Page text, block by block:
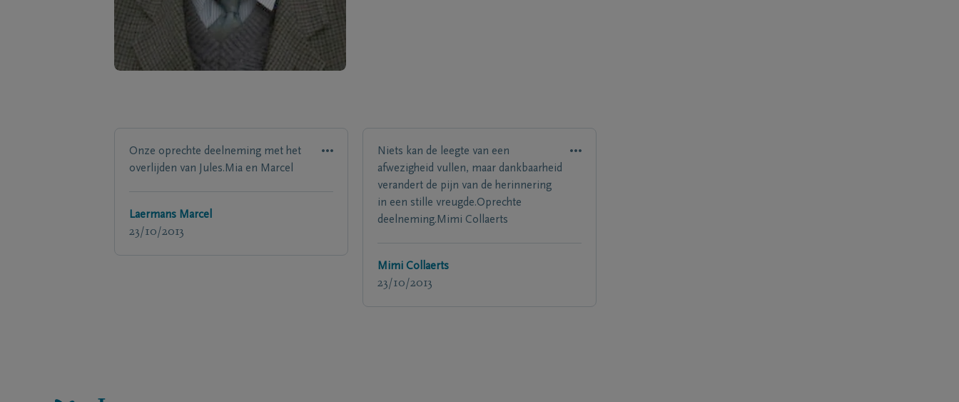
Onze oprechte deelneming met het
overlijden van Jules.Mia en Marcel
Laermans Marcel
23/10/2013
Niets kan de leegte van een
afwezigheid vullen, maar dankbaarheid
verandert de pijn van de herinnering
in een stille vreugde.Oprechte
deelneming.Mimi Collaerts
Mimi Collaerts
23/10/2013